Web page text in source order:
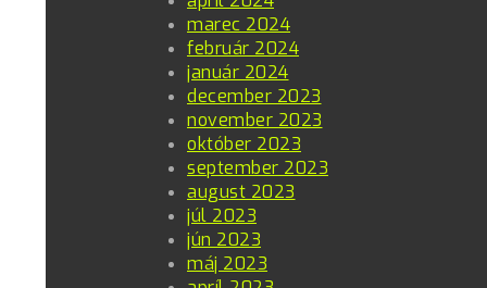
marec 2024
február 2024
január 2024
december 2023
november 2023
október 2023
september 2023
august 2023
júl 2023
jún 2023
máj 2023